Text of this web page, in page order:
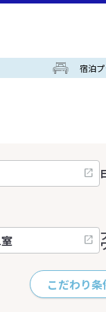
宿泊
こだわり